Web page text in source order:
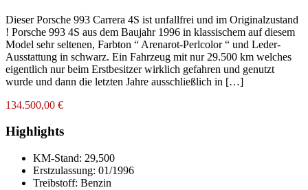
Dieser Porsche 993 Carrera 4S ist unfallfrei und im Originalzustand
! Porsche 993 4S aus dem Baujahr 1996 in klassischem auf diesem
Model sehr seltenen, Farbton “ Arenarot-Perlcolor “ und Leder-
Ausstattung in schwarz. Ein Fahrzeug mit nur 29.500 km welches
eigentlich nur beim Erstbesitzer wirklich gefahren und genutzt
wurde und dann die letzten Jahre ausschließlich in […]
134.500,00 €
Highlights
KM-Stand: 29,500
Erstzulassung: 01/1996
Treibstoff: Benzin